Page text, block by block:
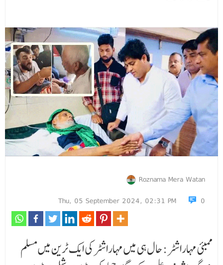
Roznama Mera Watan
Thu, 05 September 2024, 02:31 PM
0
ممبئی مہاراشٹر: حال ہی میں مہاراشٹر کی ایک ٹرین میں مسلم